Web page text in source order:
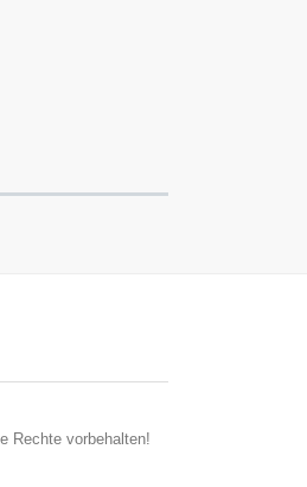
Rechte vorbehalten!